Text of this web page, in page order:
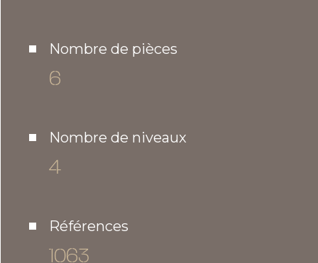
Nombre de pièces
6
Nombre de niveaux
4
Références
1063